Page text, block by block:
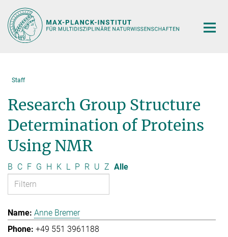
Hauptinhalt
Staff
Research Group Structure
Determination of Proteins
Using NMR
B C F G H K L P R U Z Alle
Anne Bremer
+49 551 3961188